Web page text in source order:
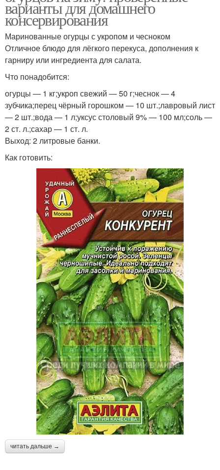
варианты для домашнего
консервирования
Маринованные огурцы с укропом и чесноком
Отличное блюдо для лёгкого перекуса, дополнения к
гарниру или ингредиента для салата.
Что понадобится:
огурцы — 1 кг;укроп свежий — 50 г;чеснок — 4
зубчика;перец чёрный горошком — 10 шт.;лавровый лист
— 2 шт.;вода — 1 л;уксус столовый 9% — 100 мл;соль —
2 ст. л.;сахар — 1 ст. л.
Выход: 2 литровые банки.
Как готовить:
читать дальше →